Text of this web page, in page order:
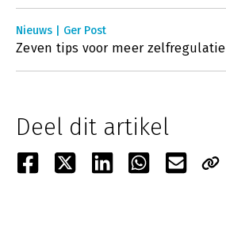
Nieuws | Ger Post
Zeven tips voor meer zelfregulatie
Deel dit artikel